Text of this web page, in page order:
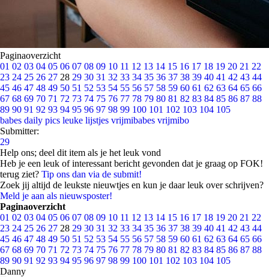
Paginaoverzicht
01 02 03 04 05 06 07 08 09 10 11 12 13 14 15 16 17 18 19 20 21 22
23 24 25 26 27 28 29 30 31 32 33 34 35 36 37 38 39 40 41 42 43 44
45 46 47 48 49 50 51 52 53 54 55 56 57 58 59 60 61 62 63 64 65 66
67 68 69 70 71 72 73 74 75 76 77 78 79 80 81 82 83 84 85 86 87 88
89 90 91 92 93 94 95 96 97 98 99 100 101 102 103 104 105
babes daily pics leuke lijstjes vrijmibabes vrijmibo
Submitter:
29
Help ons; deel dit item als je het leuk vond
Heb je een leuk of interessant bericht gevonden dat je graag op FOK!
terug ziet? Tip ons dan via de submit!
Zoek jij altijd de leukste nieuwtjes en kun je daar leuk over schrijven?
Meld je aan als nieuwsposter!
Paginaoverzicht
01 02 03 04 05 06 07 08 09 10 11 12 13 14 15 16 17 18 19 20 21 22
23 24 25 26 27 28 29 30 31 32 33 34 35 36 37 38 39 40 41 42 43 44
45 46 47 48 49 50 51 52 53 54 55 56 57 58 59 60 61 62 63 64 65 66
67 68 69 70 71 72 73 74 75 76 77 78 79 80 81 82 83 84 85 86 87 88
89 90 91 92 93 94 95 96 97 98 99 100 101 102 103 104 105
Danny